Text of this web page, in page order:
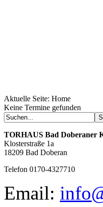
Geheimnisse,
keine sind.
Ein
regionalen
Aktuelle Seite: Home
Keine Termine gefunden
TORHAUS Bad Doberaner
Klosterstraße 1a
18209 Bad Doberan
Telefon 0170-4327710
Email: